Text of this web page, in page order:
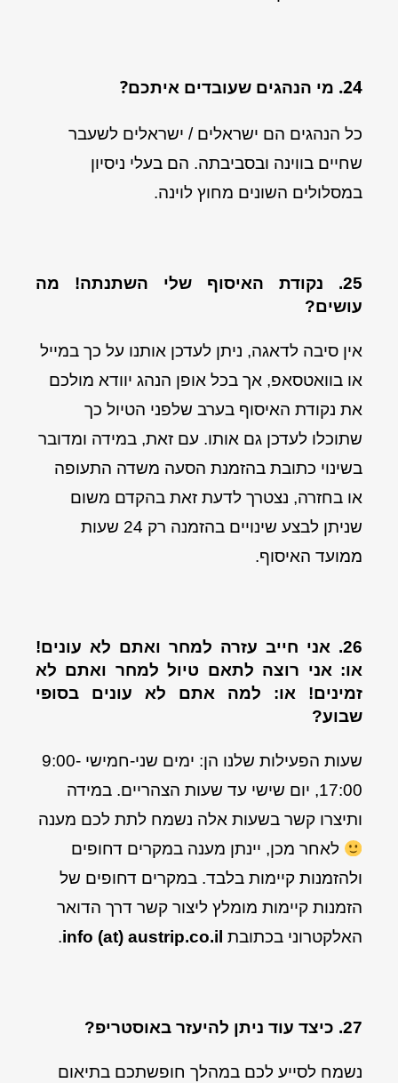
24. מי הנהגים שעובדים איתכם?
כל הנהגים הם ישראלים / ישראלים לשעבר
שחיים בווינה ובסביבתה. הם בעלי ניסיון
במסלולים השונים מחוץ לוינה.
25. נקודת האיסוף שלי השתנתה! מה
עושים?
אין סיבה לדאגה, ניתן לעדכן אותנו על כך במייל
או בוואטסאפ, אך בכל אופן הנהג יוודא מולכם
את נקודת האיסוף בערב שלפני הטיול כך
שתוכלו לעדכן גם אותו. עם זאת, במידה ומדובר
בשינוי כתובת בהזמנת הסעה משדה התעופה
או בחזרה, נצטרך לדעת זאת בהקדם משום
שניתן לבצע שינויים בהזמנה רק 24 שעות
ממועד האיסוף.
26. אני חייב עזרה למחר ואתם לא עונים!
או: אני רוצה לתאם טיול למחר ואתם לא
זמינים! או: למה אתם לא עונים בסופי
שבוע?
שעות הפעילות שלנו הן: ימים שני-חמישי 9:00-
17:00, יום שישי עד שעות הצהריים. במידה
ותיצרו קשר בשעות אלה נשמח לתת לכם מענה
לאחר מכן, יינתן מענה במקרים דחופים
ולהזמנות קיימות בלבד. במקרים דחופים של
הזמנות קיימות מומלץ ליצור קשר דרך הדואר
האלקטרוני בכתובת info (at) austrip.co.il
.
27. כיצד עוד ניתן להיעזר באוסטריפ?
נשמח לסייע לכם במהלך חופשתכם בתיאום